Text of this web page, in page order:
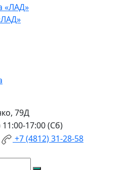
79Д
17:00 (Сб)
+7 (4812) 31-28-58